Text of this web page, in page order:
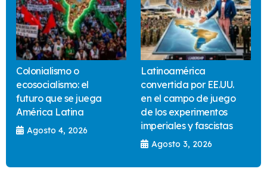
Colonialismo o
ecosocialismo: el
futuro que se juega
América Latina
Agosto 4, 2026
Latinoamérica
convertida por EE.UU.
en el campo de juego
de los experimentos
imperiales y fascistas
Agosto 3, 2026